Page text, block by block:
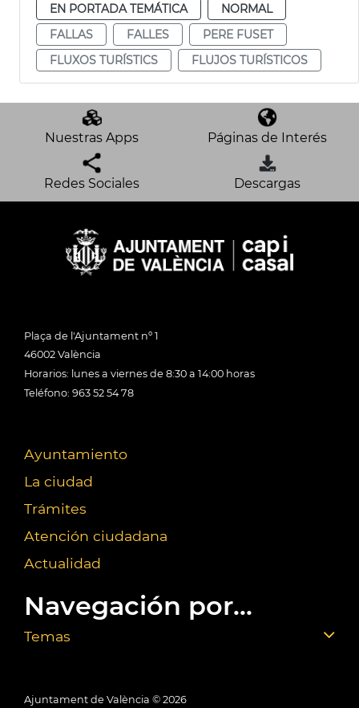
EN PORTADA TEMÁTICA
NORMAL
FALLAS
FALLES
PERE FUSET
FLUXOS TURÍSTICS
FLUJOS TURÍSTICOS
Nuestras Apps Páginas de Interés
Redes Sociales Descargas
Plaça de l'Ajuntament nº 1
46002 València
Horarios: lunes a viernes de 8:30 a 14:00 horas
Teléfono: 963 52 54 78
Ayuntamiento
La ciudad
Trámites
Atención ciudadana
Actualidad
Navegación por...
Temas
Ajuntament de València © 2026